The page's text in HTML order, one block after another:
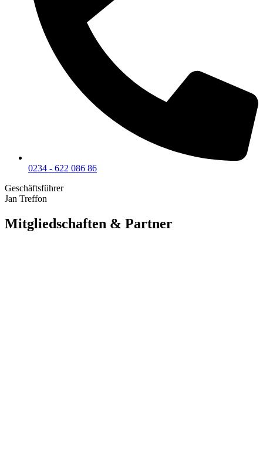
0234 - 622 086 86
Geschäftsführer
Jan Treffon
Mitgliedschaften & Partner